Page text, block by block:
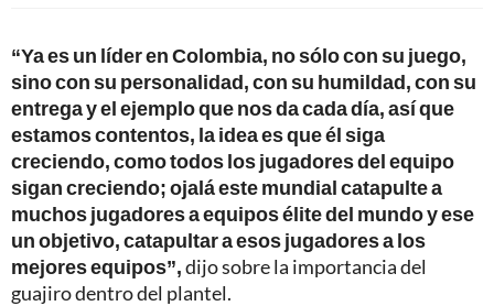
“Ya es un líder en Colombia, no sólo con su juego,
sino con su personalidad, con su humildad, con su
entrega y el ejemplo que nos da cada día, así que
estamos contentos, la idea es que él siga
creciendo, como todos los jugadores del equipo
sigan creciendo; ojalá este mundial catapulte a
muchos jugadores a equipos élite del mundo y ese
un objetivo, catapultar a esos jugadores a los
mejores equipos”,dijo sobre la importancia del
guajiro dentro del plantel.